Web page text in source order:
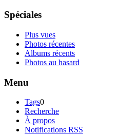
Spéciales
Plus vues
Photos récentes
Albums récents
Photos au hasard
Menu
Tags0
Recherche
À propos
Notifications RSS